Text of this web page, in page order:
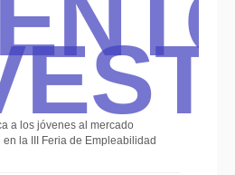
a los jóvenes al mercado
la III Feria de Empleabilidad